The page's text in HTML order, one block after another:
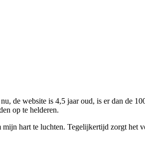
de website is 4,5 jaar oud, is er dan de
op te helderen.
mijn hart te luchten. Tegelijkertijd zorgt het